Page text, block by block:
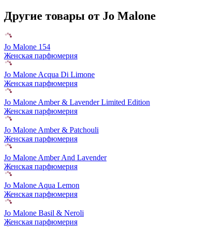
Другие товары от Jo Malone
Jo Malone 154
Женская парфюмерия
Jo Malone Acqua Di Limone
Женская парфюмерия
Jo Malone Amber & Lavender Limited Edition
Женская парфюмерия
Jo Malone Amber & Patchouli
Женская парфюмерия
Jo Malone Amber And Lavender
Женская парфюмерия
Jo Malone Aqua Lemon
Женская парфюмерия
Jo Malone Basil & Neroli
Женская парфюмерия